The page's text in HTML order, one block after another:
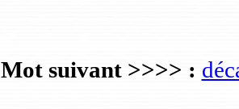
Mot suivant >>>> :